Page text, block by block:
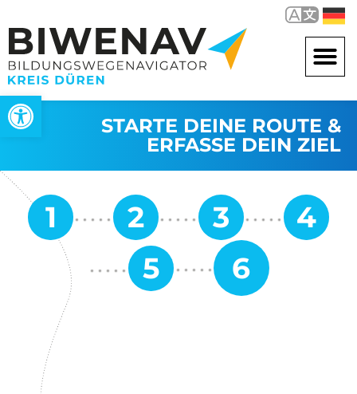
Werkzeugleiste öffnen
STARTE DEINE ROUTE &
ERFASSE DEIN ZIEL